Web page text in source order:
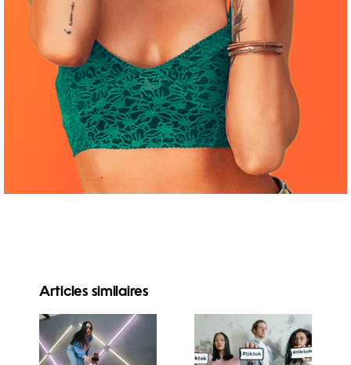
Articles similaires